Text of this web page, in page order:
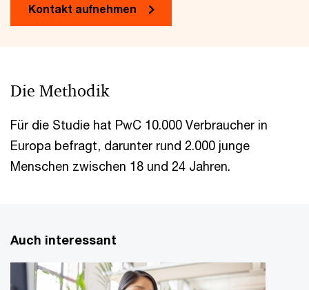
Kontakt aufnehmen
Die Methodik
Für die Studie hat PwC 10.000 Verbraucher in
Europa befragt, darunter rund 2.000 junge
Menschen zwischen 18 und 24 Jahren.
Auch interessant